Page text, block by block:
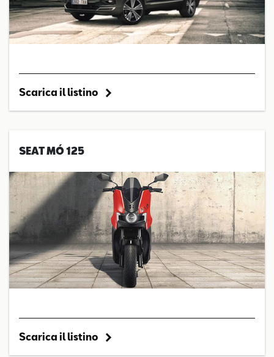
Scarica il listino
SEAT MÓ 125
Scarica il listino